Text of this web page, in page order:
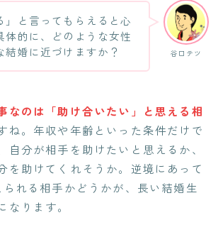
谷口テツ
」と言ってもらえると心
体的に、どのような女性
結婚に近づけますか？
なのは「助け合いたい」と思える相
ね。年収や年齢といった条件だけで
自分が相手を助けたいと思えるか、
を助けてくれそうか。逆境にあって
れる相手かどうかが、長い結婚生
なります。